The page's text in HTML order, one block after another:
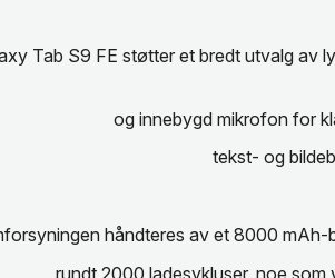
Tab S9 FE støtter et bredt utvalg
og innebygd mikrofon for
tekst- og
håndteres av et 8000 mAh-
rundt 2000 ladesykluser, noe som